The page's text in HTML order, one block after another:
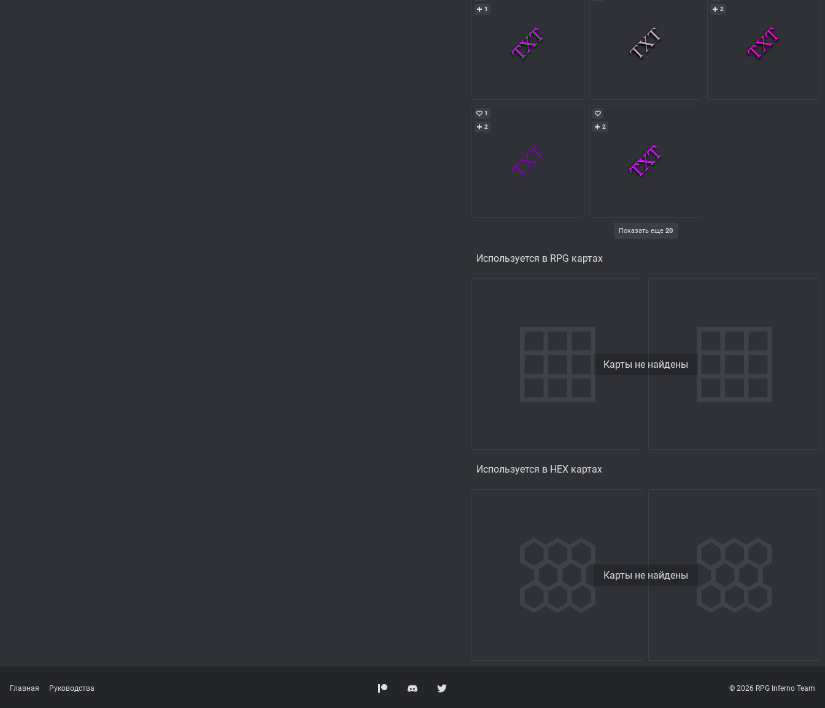
1 2
1
2
2
Показать еще 20
Используется в RPG картах
Карты не найдены
Используется в HEX картах
Карты не найдены
Главная Руководства © 2026 RPG Inferno Team